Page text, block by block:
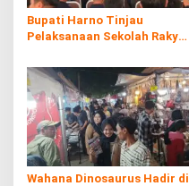
Bupati Harno Tinjau
Pelaksanaan Sekolah Rakyat
Wahana Dinosaurus Hadir di